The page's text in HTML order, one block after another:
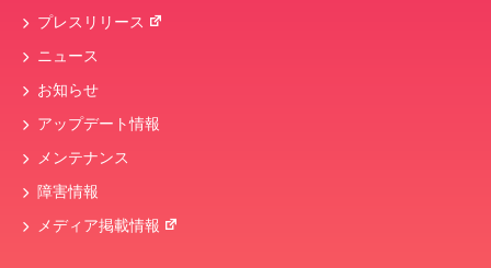
プレスリリース
ニュース
お知らせ
アップデート情報
メンテナンス
障害情報
メディア掲載情報